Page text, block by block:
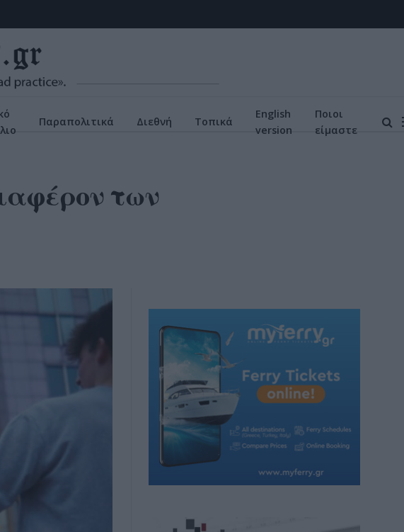
Παραπολιτικά Διεθνή Τοπικά
English
version
Ποιοι
είμαστε
των